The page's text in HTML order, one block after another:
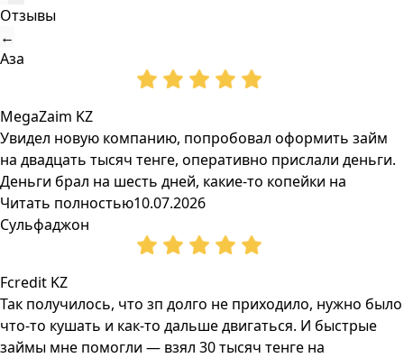
Отзывы
←
Аза
MegaZaim KZ
Увидел новую компанию, попробовал оформить займ
на двадцать тысяч тенге, оперативно прислали деньги.
Деньги брал на шесть дней, какие-то копейки на
Читать полностью10.07.2026
Сульфаджон
Fcredit KZ
Так получилось, что зп долго не приходило, нужно было
что-то кушать и как-то дальше двигаться. И быстрые
займы мне помогли — взял 30 тысяч тенге на